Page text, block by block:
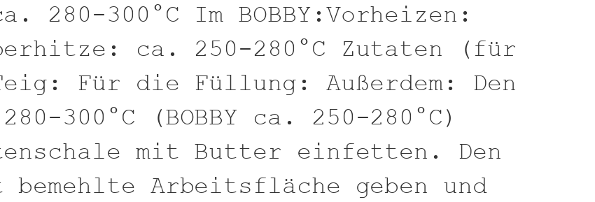
280-300°C Im BOBBY:Vorheizen:
ca. 250-280°C Zutaten (für
Für die Füllung: Außerdem: Den
300°C (BOBBY ca. 250-280°C)
mit Butter einfetten. Den
Arbeitsfläche geben und